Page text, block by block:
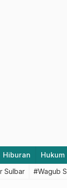
Hiburan Hukum
Sulbar #Wagub